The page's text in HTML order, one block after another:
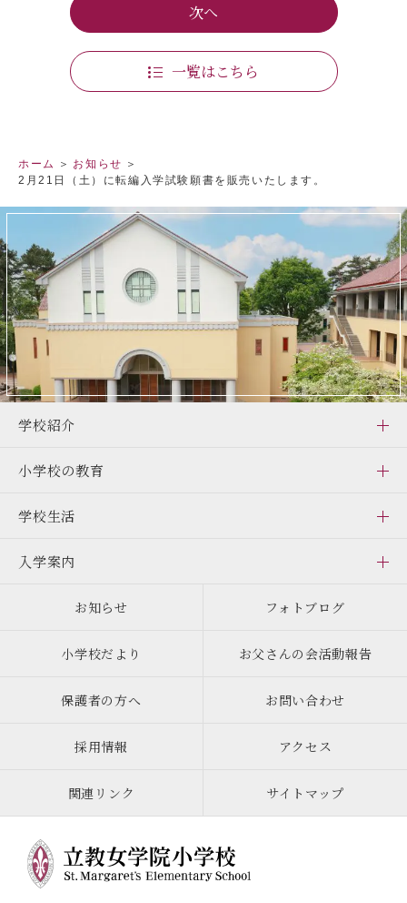
サイトポリシー
閉じる
一覧はこちら
次へ
ホーム
お知らせ
2月21日（土）に転編入学試験願書を販売いたします。
学校紹介
小学校の教育
学校生活
入学案内
お知らせ フォトブログ
小学校だより お父さんの会活動報告
保護者の方へ お問い合わせ
採用情報 アクセス
関連リンク サイトマップ